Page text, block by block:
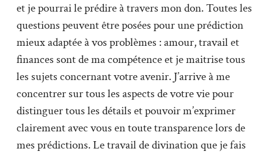
et je pourrai le prédire à travers mon don. Toutes les
questions peuvent être posées pour une prédiction
mieux adaptée à vos problèmes : amour, travail et
finances sont de ma compétence et je maitrise tous
les sujets concernant votre avenir. J’arrive à me
concentrer sur tous les aspects de votre vie pour
distinguer tous les détails et pouvoir m’exprimer
clairement avec vous en toute transparence lors de
mes prédictions. Le travail de divination que je fais